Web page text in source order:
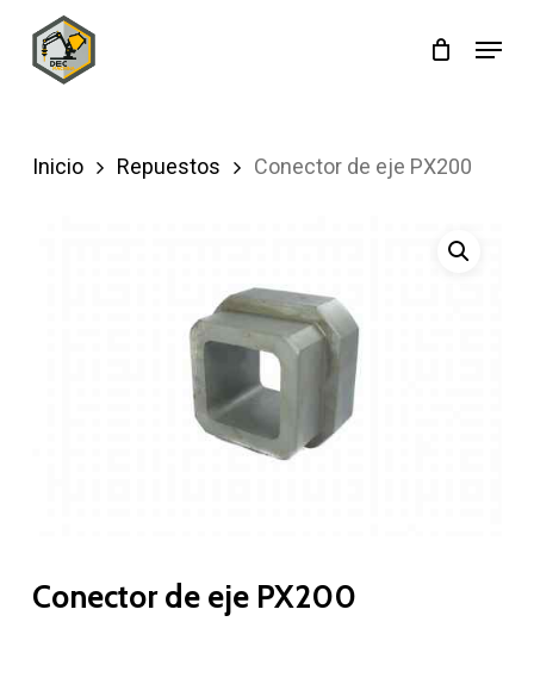
Menu
Inicio Repuestos Conector de eje PX200
Conector de eje PX200